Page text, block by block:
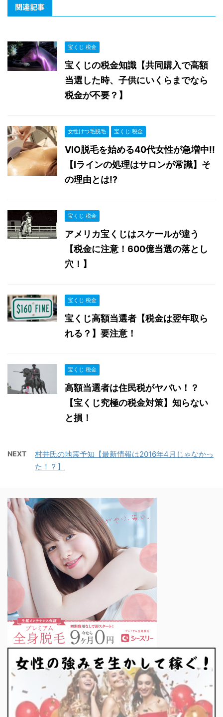
関連記事
宝くじ 税金
宝くじの税金知識【共同購入で高額
当選した時、子供にいくらまでなら
税金が不要？】
女性けつ毛脱毛 宝くじ 税金
VIO脱毛を始める40代女性が急増中!!
【Iラインの処理はサロンが常識】そ
の理由とは!?
宝くじ 税金
アメリカ宝くじはスケールが違う
【税金に注意！600億当選の落とし
穴！】
宝くじ 税金
宝くじ高額当選者【税金は翌年取ら
れる？】要注意！
宝くじ 税金
高額当選者は住民税がヤバい！？
【宝くじ究極の税金対策】知らない
と損！
NEXT
村井氏の地震予知【最新情報は2016年4月じゃなかっ
た！？】